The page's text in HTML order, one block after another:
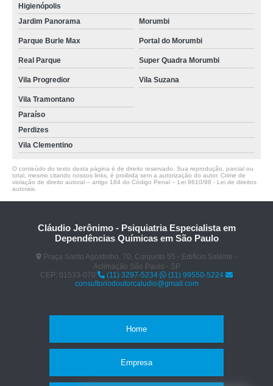
Higienópolis
Jardim Panorama
Morumbi
Parque Burle Max Portal do Morumbi
Real Parque Super Quadra Morumbi
Vila Progredior Vila Suzana
Vila Tramontano
Paraíso
Perdizes
Vila Clementino
O conteúdo do texto desta página é de direito reservado. Sua reprodução, parcial ou
total, mesmo citando nossos links, é proibida sem a autorização do autor. Crime de
violação de direito autoral – artigo 184 do Código Penal – Lei 9610/98 - Lei de direitos
autorais
Cláudio Jerônimo - Psiquiatria Especialista em
Dependências Químicas em São Paulo
Praça Santo Agostinho, 70, Conjunto 55 - Edifício Satélite -
Aclimação São Paulo - SP
CEP: 01533-070
(11) 3297-5234
(11) 99550-5224
consultoriodoutorcaludio@gmail.com
Home
Empresa